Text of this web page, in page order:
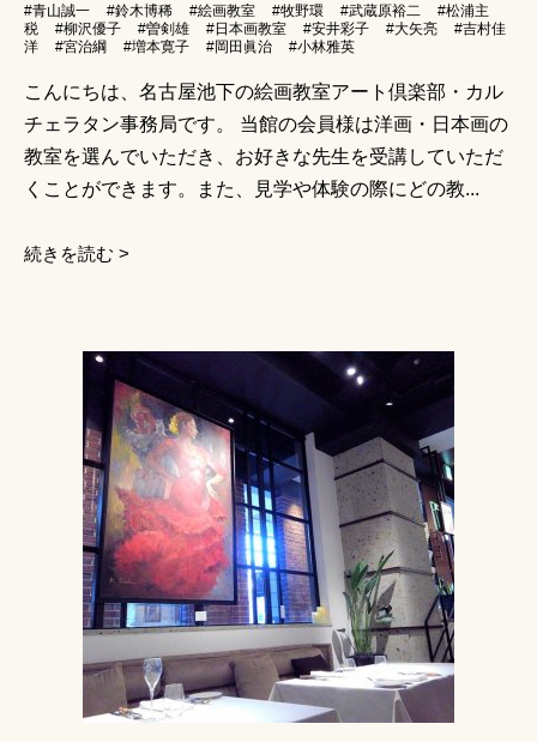
#青山誠一
#鈴木博稀 #絵画教室 #牧野環 #武蔵原裕二
#松浦主
税
#柳沢優子 #曽剣雄 #日本画教室 #安井彩子 #大矢亮
#吉村佳
洋
#宮治綱 #増本寛子 #岡田眞治 #小林雅英
こんにちは、名古屋池下の絵画教室アート倶楽部・カル
チェラタン事務局です。 当館の会員様は洋画・日本画の
教室を選んでいただき、お好きな先生を受講していただ
くことができます。また、見学や体験の際にどの教...
続きを読む >